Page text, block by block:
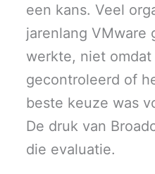
een kans. Veel
jarenlang VMware
werkte, niet omdat
gecontroleerd of
beste keuze was
De druk van
die evaluatie.